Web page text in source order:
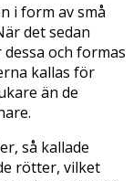
i form av små
det sedan
och formas
kallas för
än de
så kallade
rötter, vilket